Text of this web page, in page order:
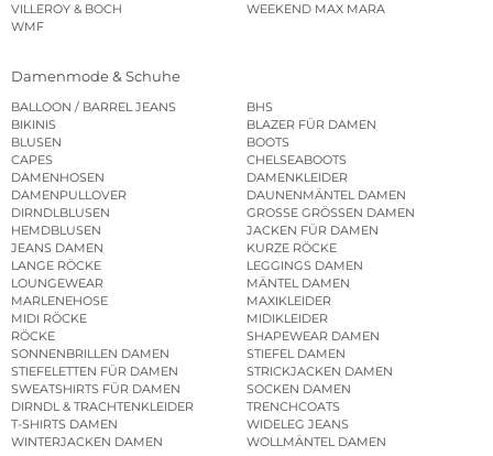
VILLEROY & BOCH
WEEKEND MAX MARA
WMF
Damenmode & Schuhe
BALLOON / BARREL JEANS
BHS
BIKINIS
BLAZER FÜR DAMEN
BLUSEN
BOOTS
CAPES
CHELSEABOOTS
DAMENHOSEN
DAMENKLEIDER
DAMENPULLOVER
DAUNENMÄNTEL DAMEN
DIRNDLBLUSEN
GROSSE GRÖSSEN DAMEN
HEMDBLUSEN
JACKEN FÜR DAMEN
JEANS DAMEN
KURZE RÖCKE
LANGE RÖCKE
LEGGINGS DAMEN
LOUNGEWEAR
MÄNTEL DAMEN
MARLENEHOSE
MAXIKLEIDER
MIDI RÖCKE
MIDIKLEIDER
RÖCKE
SHAPEWEAR DAMEN
SONNENBRILLEN DAMEN
STIEFEL DAMEN
STIEFELETTEN FÜR DAMEN
STRICKJACKEN DAMEN
SWEATSHIRTS FÜR DAMEN
SOCKEN DAMEN
DIRNDL & TRACHTENKLEIDER
TRENCHCOATS
T-SHIRTS DAMEN
WIDELEG JEANS
WINTERJACKEN DAMEN
WOLLMÄNTEL DAMEN